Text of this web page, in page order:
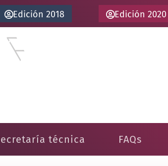
Edición 2018 Edición 2020
técnica FAQs